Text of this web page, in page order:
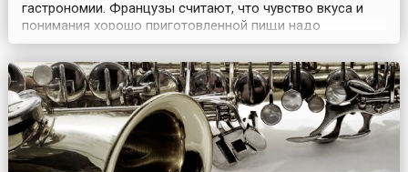
гастрономии. Французы считают, что чувство вкуса и
понимания хорошо приготовленной пищи надо
воспитывать в людях с детства, как умение читать.
Поэтому нельзя пройти мимо такой необычной даты,
как Праздник каштана. Этот продукт французы очень
ценят и считают национальным. Именно они впервые
нача...